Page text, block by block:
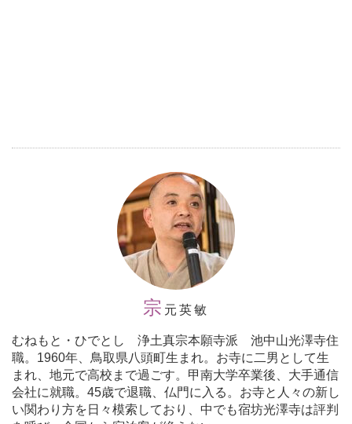
宗 元英敏
むねもと・ひでとし 浄土真宗本願寺派 池中山光澤寺住
職。1960年、鳥取県八頭町生まれ。お寺に二男として生
まれ、地元で高校まで過ごす。甲南大学卒業後、大手通信
会社に就職。45歳で退職、仏門に入る。お寺と人々の新し
い関わり方を日々模索しており、中でも宿坊光澤寺は評判